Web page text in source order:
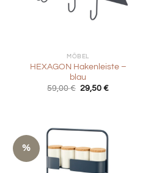
MÖBEL
HEXAGON Hakenleiste –
blau
59,00€ Ursprünglicher
29,50€Aktueller
%